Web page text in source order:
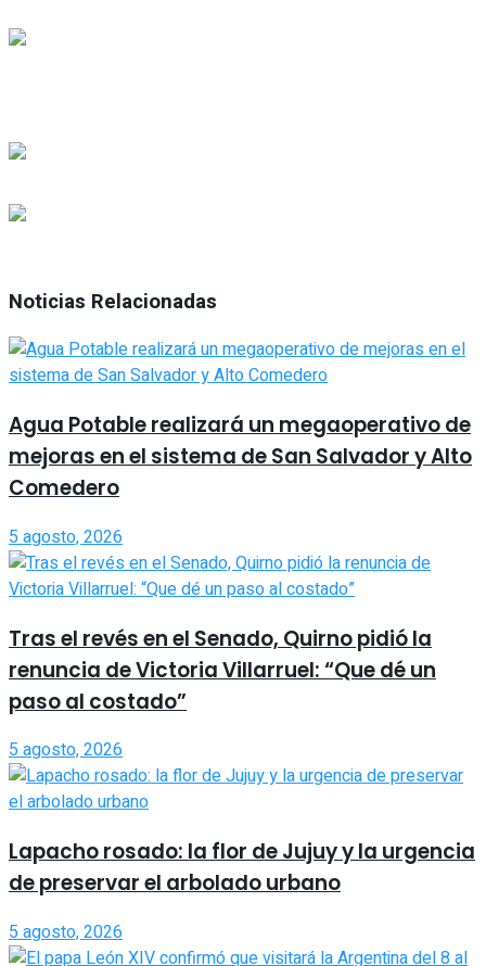
Noticias Relacionadas
Agua Potable realizará un megaoperativo de
mejoras en el sistema de San Salvador y Alto
Comedero
5 agosto, 2026
Tras el revés en el Senado, Quirno pidió la
renuncia de Victoria Villarruel: “Que dé un
paso al costado”
5 agosto, 2026
Lapacho rosado: la flor de Jujuy y la urgencia
de preservar el arbolado urbano
5 agosto, 2026